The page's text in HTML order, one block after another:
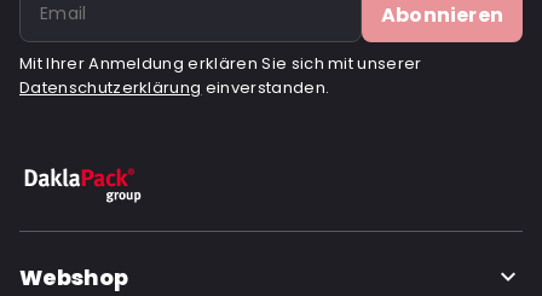
Abonnieren
Mit Ihrer Anmeldung erklären Sie sich mit unserer
Datenschutzerklärung einverstanden.
Webshop